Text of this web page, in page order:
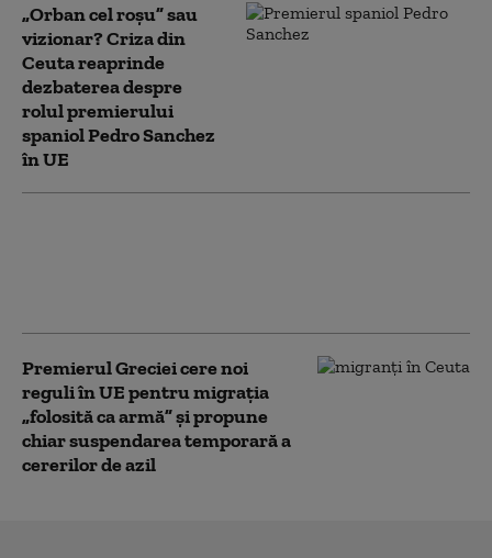
„Orban cel roșu” sau
vizionar? Criza din
Ceuta reaprinde
dezbaterea despre
rolul premierului
spaniol Pedro Sanchez
în UE
Premierul Greciei cere noi
reguli în UE pentru migrația
„folosită ca armă” și propune
chiar suspendarea temporară a
cererilor de azil